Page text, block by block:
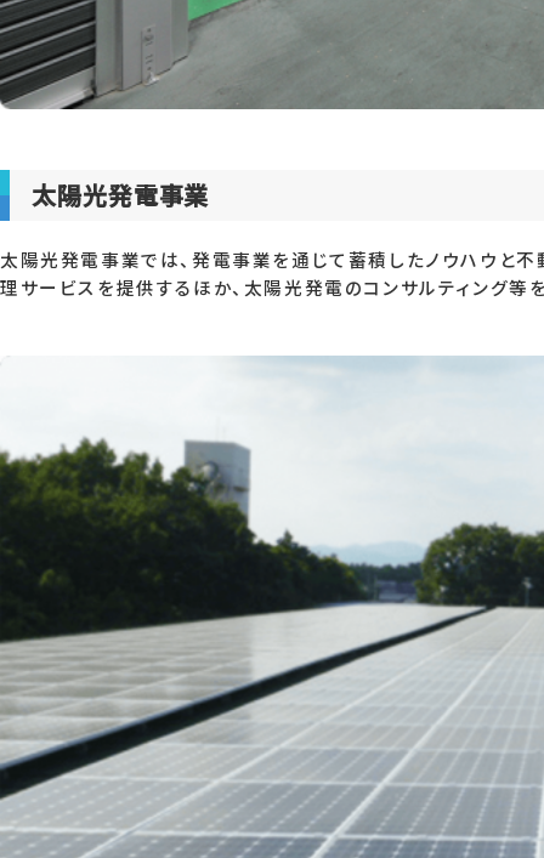
太陽光発電事業
太陽光発電事業では、発電事業を通じて蓄積したノウハウと
理サービスを提供するほか、太陽光発電のコンサルティング等